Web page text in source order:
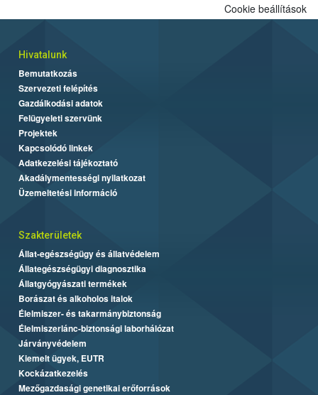
Cookie beállítások
Hivatalunk
Bemutatkozás
Szervezeti felépítés
Gazdálkodási adatok
Felügyeleti szervünk
Projektek
Kapcsolódó linkek
Adatkezelési tájékoztató
Akadálymentességi nyilatkozat
Üzemeltetési információ
Szakterületek
Állat-egészségügy és állatvédelem
Állategészségügyi diagnosztika
Állatgyógyászati termékek
Borászat és alkoholos italok
Élelmiszer- és takarmánybiztonság
Élelmiszerlánc-biztonsági laborhálózat
Járványvédelem
Kiemelt ügyek, EUTR
Kockázatkezelés
Mezőgazdasági genetikai erőforrások